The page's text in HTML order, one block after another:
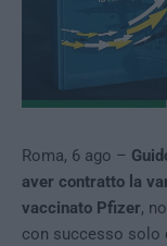
Roma, 6 ago –
aver contratto la
vaccinato Pfizer,
con successo solo